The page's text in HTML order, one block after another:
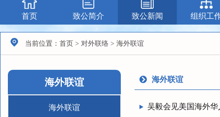
首页 致公简介 致公新闻 组织工
当前位置：首页 > 对外联络 > 海外联谊
海外联谊
海外联谊
海外联谊
吴毅会见美国海外